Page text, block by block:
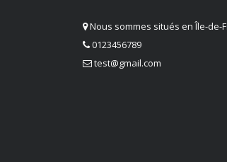
Nous sommes situés en Île-de-
0123456789
test@gmail.com